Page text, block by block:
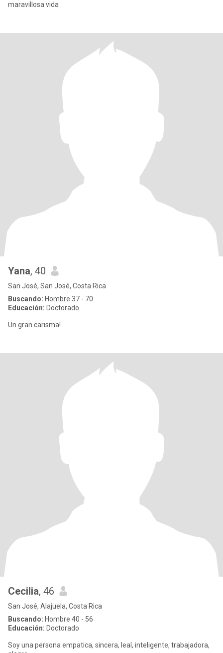
maravillosa vida
Yana, 40
San José, San José, Costa Rica
Buscando: Hombre 37 - 70
Educación: Doctorado
Un gran carisma!
Cecilia, 46
San José, Alajuela, Costa Rica
Buscando: Hombre 40 - 56
Educación: Doctorado
Soy una persona empatica, sincera, leal, inteligente, trabajadora,